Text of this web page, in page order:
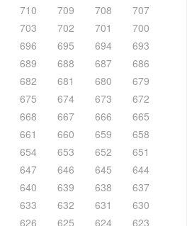
710 709 708
707
703 702 701
700
696 695 694
693
689 688 687
686
682 681 680
679
675 674 673
672
668 667 666
665
661 660 659
658
654 653 652
651
647 646 645
644
640 639 638
637
633 632 631
630
626 625 624 623